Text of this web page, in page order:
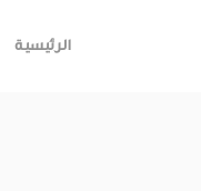
الرئيسية